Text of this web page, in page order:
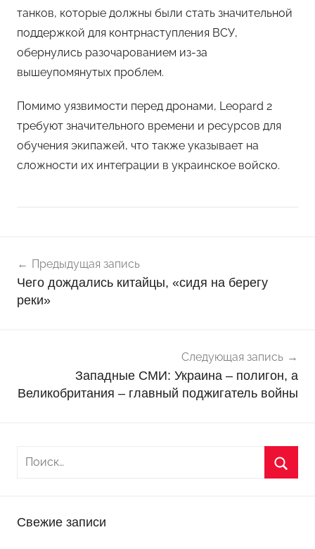
танков, которые должны были стать значительной
поддержкой для контрнаступления ВСУ,
обернулись разочарованием из-за
вышеупомянутых проблем.
Помимо уязвимости перед дронами, Leopard 2
требуют значительного времени и ресурсов для
обучения экипажей, что также указывает на
сложности их интеграции в украинское войско.
о
в
о
по
записям
Предыдущая запись
Чего дождались китайцы, «сидя на берегу
реки»
Следующая запись
Западные СМИ: Украина – полигон, а
Великобритания – главный поджигатель войны
Свежие записи